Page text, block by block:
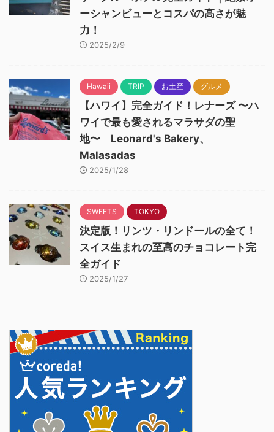
ーシャンビューとコスパの高さが魅
力！
2025/2/9
Hawaii TRIP お土産 グルメ
【ハワイ】完全ガイド！レナーズ 〜ハ
ワイで最も愛されるマラサダの聖
地〜 Leonard's Bakery、
Malasadas
2025/1/28
SWEETS TOKYO
決定版！リンツ・リンドールの全て！
スイス生まれの至高のチョコレート完
全ガイド
2025/1/27